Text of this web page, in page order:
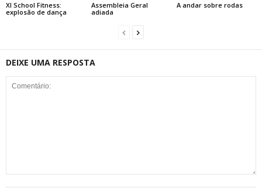
XI School Fitness:
explosão de dança
Assembleia Geral
adiada
A andar sobre rodas
DEIXE UMA RESPOSTA